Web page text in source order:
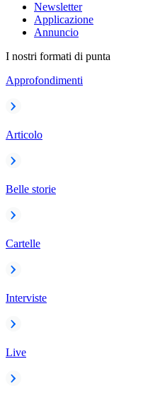
Newsletter
Applicazione
Annuncio
I nostri formati di punta
Approfondimenti
Articolo
Belle storie
Cartelle
Interviste
Live